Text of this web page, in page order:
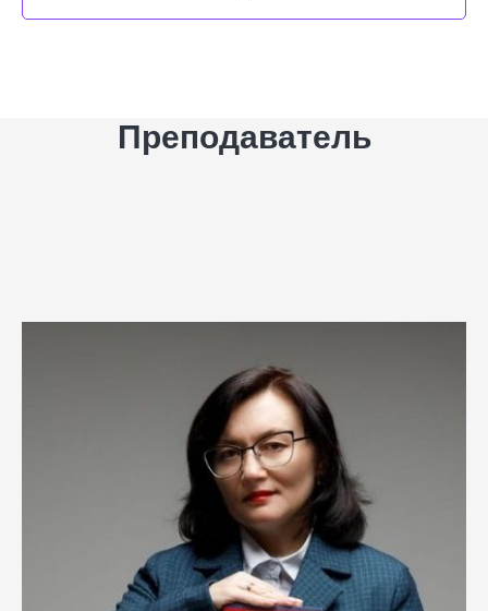
Преподаватель